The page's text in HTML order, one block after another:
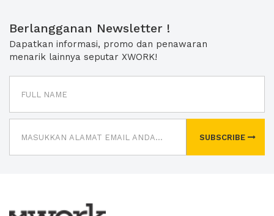
Berlangganan Newsletter !
Dapatkan informasi, promo dan penawaran
menarik lainnya seputar XWORK!
SUBSCRIBE